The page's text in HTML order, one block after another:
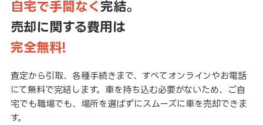
自宅で手間なく 完結。
売却に関する費用は
完全無料!
査定から引取、各種手続きまで、すべてオンラインやお電話
にて無料で完結します。車を持ち込む必要がないため、ご自
宅でも職場でも、場所を選ばずにスムーズに車を売却できま
す。